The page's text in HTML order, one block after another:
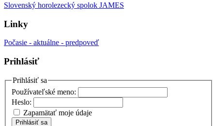
Slovenský horolezecký spolok JAMES
Linky
Počasie - aktuálne - predpoveď
Prihlásiť
Prihlásiť sa
Používateľské meno:
Heslo:
Zapamätať moje údaje
Prihlásiť sa